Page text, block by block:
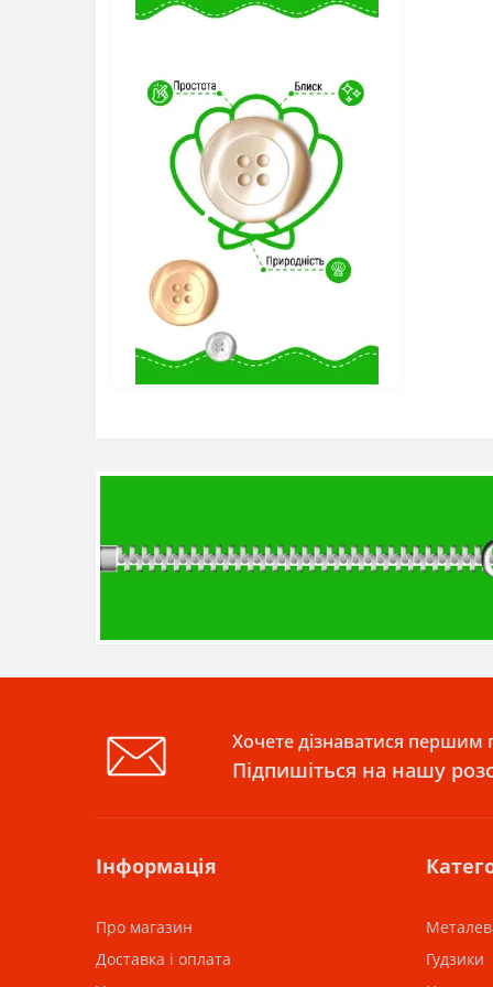
Хочете дізнаватися першим
Підпишіться на нашу
Інформація
Про магазин
Доставка і оплата
Гудзики